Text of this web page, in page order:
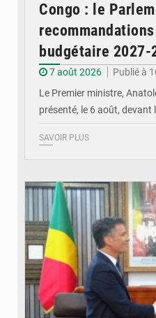
Congo : le
budgétaire 2027-
7 août 2026
Publié à
Le Premier ministre,
présenté, le 6 août, devant
SAVOIR PLUS